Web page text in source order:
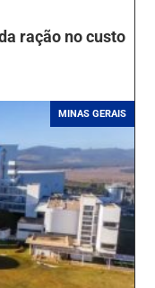
ração no custo
MINAS GERAIS